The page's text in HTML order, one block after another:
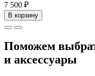
7 500 ₽
В корзину
Поможем
и аксессуары